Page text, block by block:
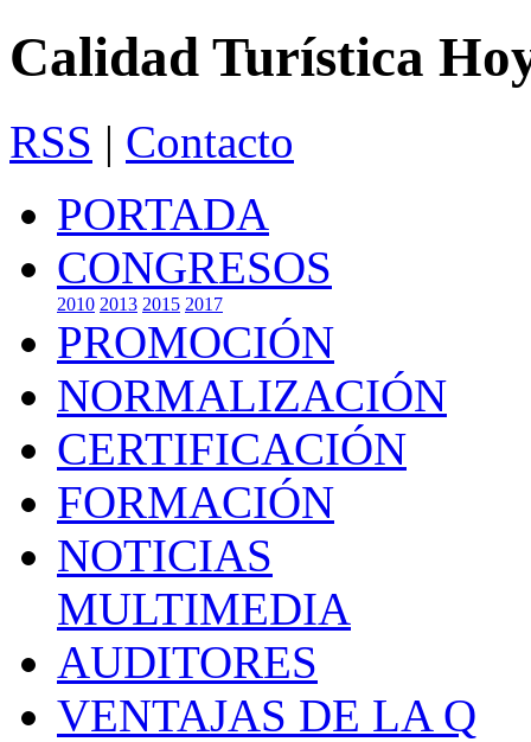
Calidad Turística
RSS | Contacto
PORTADA
CONGRESOS
2010 2013 2015 2017
PROMOCIÓN
NORMALIZACIÓN
CERTIFICACIÓN
FORMACIÓN
NOTICIAS
MULTIMEDIA
AUDITORES
VENTAJAS DE LA Q